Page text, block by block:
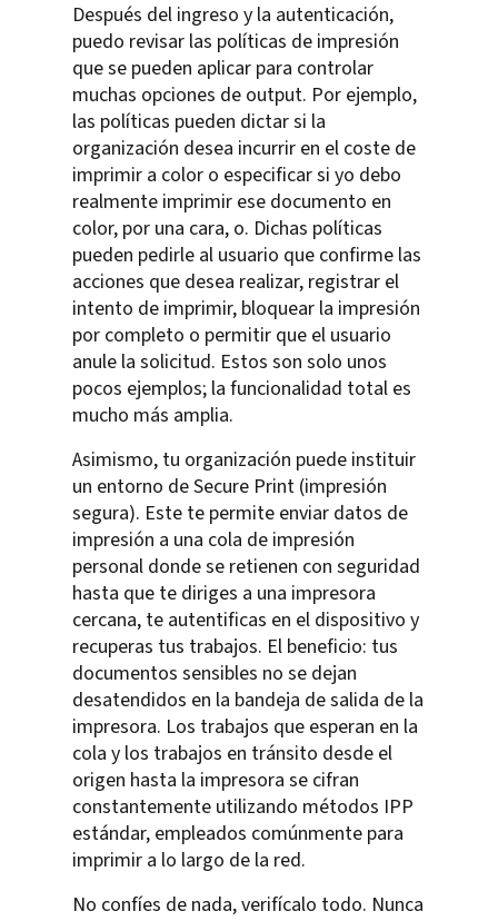
Después del ingreso y la autenticación,
puedo revisar las políticas de impresión
que se pueden aplicar para controlar
muchas opciones de output. Por ejemplo,
las políticas pueden dictar si la
organización desea incurrir en el coste de
imprimir a color o especificar si yo debo
realmente imprimir ese documento en
color, por una cara, o. Dichas políticas
pueden pedirle al usuario que confirme las
acciones que desea realizar, registrar el
intento de imprimir, bloquear la impresión
por completo o permitir que el usuario
anule la solicitud. Estos son solo unos
pocos ejemplos; la funcionalidad total es
mucho más amplia.
Asimismo, tu organización puede instituir
un entorno de Secure Print (impresión
segura). Este te permite enviar datos de
impresión a una cola de impresión
personal donde se retienen con seguridad
hasta que te diriges a una impresora
cercana, te autentificas en el dispositivo y
recuperas tus trabajos. El beneficio: tus
documentos sensibles no se dejan
desatendidos en la bandeja de salida de la
impresora. Los trabajos que esperan en la
cola y los trabajos en tránsito desde el
origen hasta la impresora se cifran
constantemente utilizando métodos IPP
estándar, empleados comúnmente para
imprimir a lo largo de la red.
No confíes de nada, verifícalo todo. Nunca